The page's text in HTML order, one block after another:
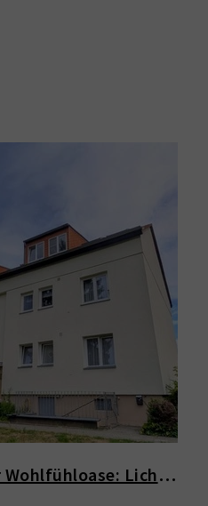
Willkommen in Ihrer Wohlfühloase: Lichtdurchflutete 3-Zimmer-Wohnung im Grünen mit Balkon